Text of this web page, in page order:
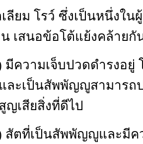
ลียม โรว์ ซึ่งเป็นหนึ่งใ
เสนอข้อโต้แย้งคล้ายกั
มีความเจ็บปวดดำรงอยู่
และเป็นสัพพัญญูสามารถ
ญเสียสิ่งที่ดีไป
สัตที่เป็นสัพพัญญูและมีค